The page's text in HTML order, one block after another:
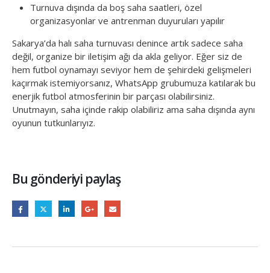
Turnuva dışında da boş saha saatleri, özel
organizasyonlar ve antrenman duyuruları yapılır
Sakarya’da halı saha turnuvası denince artık sadece saha
değil, organize bir iletişim ağı da akla geliyor. Eğer siz de
hem futbol oynamayı seviyor hem de şehirdeki gelişmeleri
kaçırmak istemiyorsanız, WhatsApp grubumuza katılarak bu
enerjik futbol atmosferinin bir parçası olabilirsiniz.
Unutmayın, saha içinde rakip olabiliriz ama saha dışında aynı
oyunun tutkunlarıyız.
Bu gönderiyi paylaş